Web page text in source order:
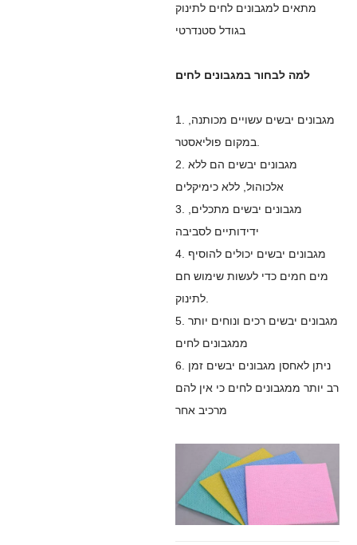
מתאים למגבונים לחים לתינוק
בגודל סטנדרטי
למה לבחור במגבונים לחים
1. מגבונים יבשים עשויים מכותנה,
במקום פוליאסטר.
2. מגבונים יבשים הם ללא
אלכוהול, ללא כימיקלים
3. מגבונים יבשים מתכלים,
ידידותיים לסביבה
4. מגבונים יבשים יכולים להוסיף
מים חמים כדי לעשות שימוש חם
לתינוק.
5. מגבונים יבשים רכים ונוחים יותר
ממגבונים לחים
6. ניתן לאחסן מגבונים יבשים זמן
רב יותר ממגבונים לחים כי אין להם
מרכיב אחר